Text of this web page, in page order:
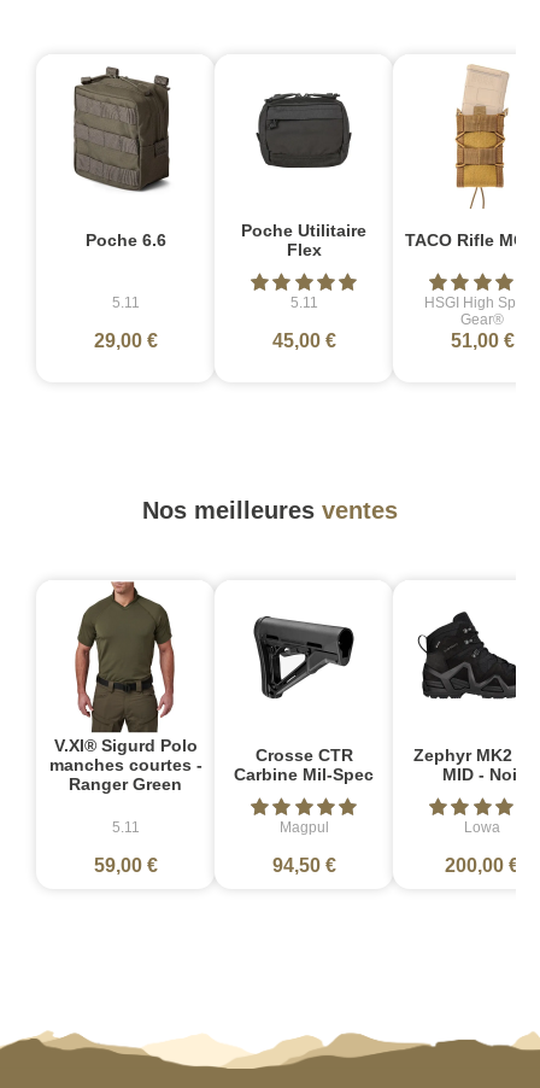
Poche 6.6
5.11
29,00 €
Poche Utilitaire
Flex
5.11
45,00 €
TACO Rifle
HSGI High Speed
Gear®
51,00 €
Nos meilleures ventes
V.XI® Sigurd Polo
manches courtes -
Ranger Green
5.11
59,00 €
Crosse CTR
Carbine Mil-Spec
Magpul
94,50 €
Zephyr MK2
MID - Noir
Lowa
200,00 €